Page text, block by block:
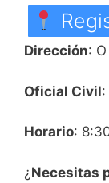
Dirección:
Oficial Civil:
Horario:
¿ Necesitas